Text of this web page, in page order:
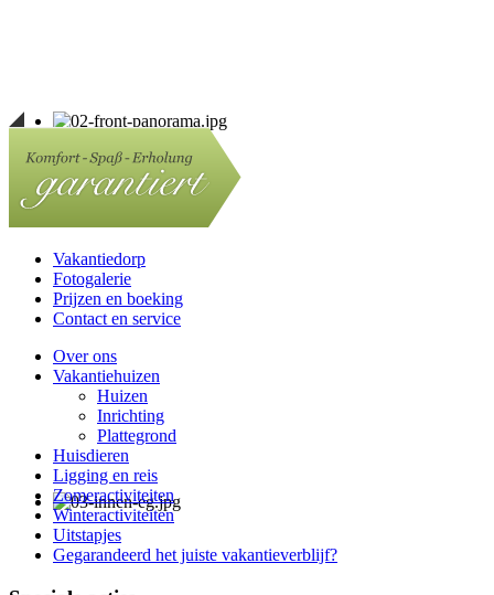
Vakantiedorp
Fotogalerie
Prijzen en boeking
Contact en service
Over ons
Vakantiehuizen
Huizen
Inrichting
Plattegrond
Huisdieren
Ligging en reis
Zomeractiviteiten
Winteractiviteiten
Uitstapjes
Gegarandeerd het juiste vakantieverblijf?